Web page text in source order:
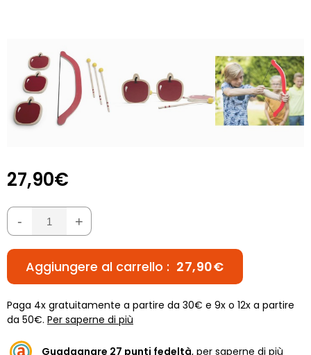
27,90€
- +
Aggiungere al carrello : 27,90€
Paga 4x gratuitamente a partire da 30€ e 9x o 12x a partire
da 50€. Per saperne di più
Guadagnare 27 punti fedeltà, per saperne di più